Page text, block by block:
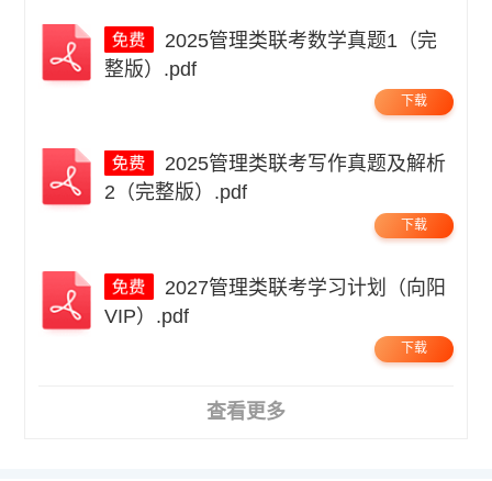
整版）.pdf
下载
2（完整版）.pdf
下载
VIP）.pdf
下载
查看更多